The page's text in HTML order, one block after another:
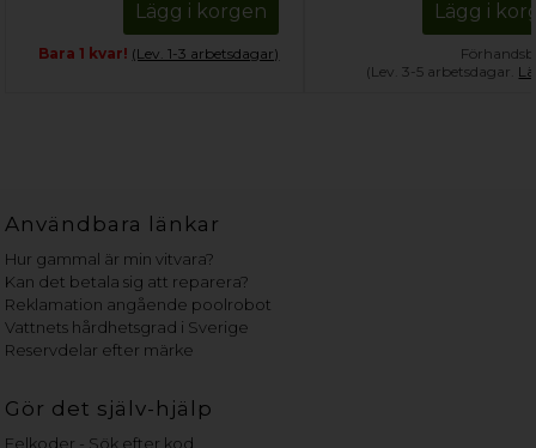
Lägg i korgen
Bara 1 kvar! (Lev. 1-3 arbetsdagar)
Lägg i
(Lev. 3-5 arbetsdagar.
Användbara länkar
Hur gammal är min vitvara?
Kan det betala sig att reparera?
Reklamation angående poolrobot
Vattnets hårdhetsgrad i Sverige
Reservdelar efter märke
Gör det själv-hjälp
Felkoder - Sök efter kod